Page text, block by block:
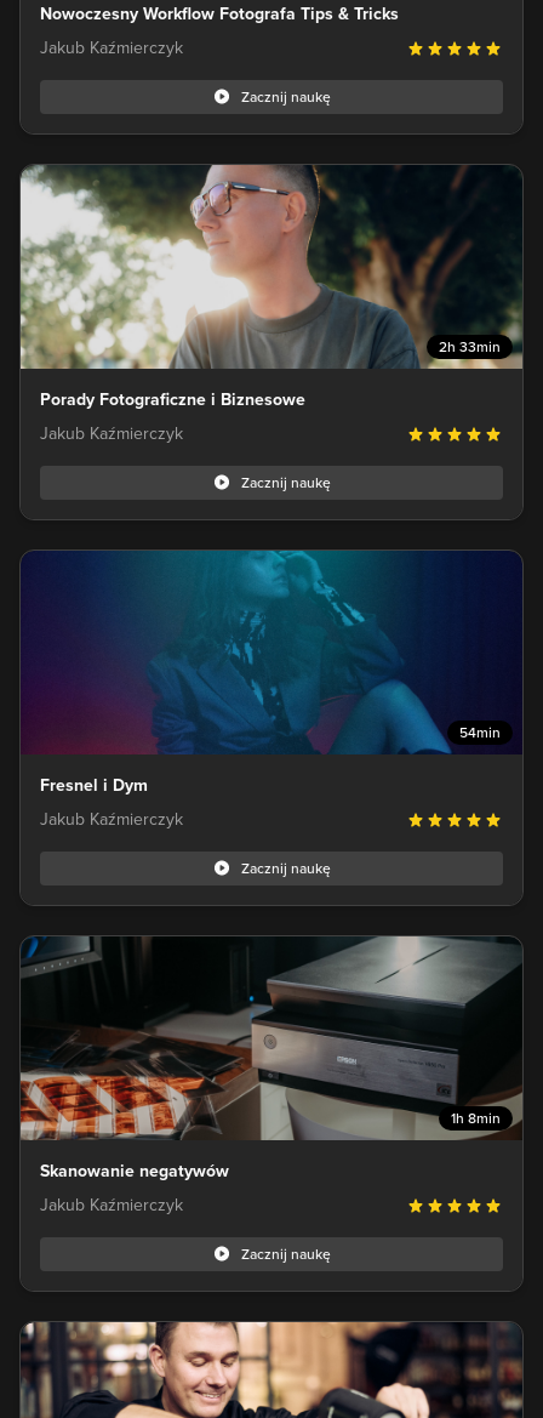
Nowoczesny Workflow Fotografa Tips & Tricks
Jakub Kaźmierczyk
Zacznij naukę
2h 33min
Porady Fotograficzne i Biznesowe
Jakub Kaźmierczyk
Zacznij naukę
54min
Fresnel i Dym
Jakub Kaźmierczyk
Zacznij naukę
1h 8min
Skanowanie negatywów
Jakub Kaźmierczyk
Zacznij naukę